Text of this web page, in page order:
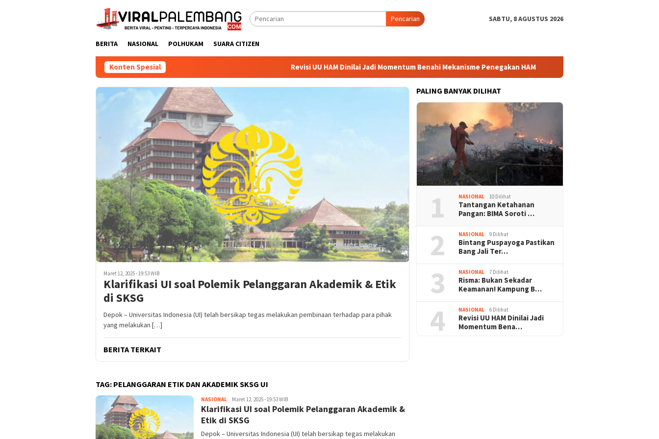
Pencarian SABTU, 8 AGUSTUS 2026
BERITA NASIONAL POLHUKAM SUARA CITIZEN
Konten Spesial Revisi UU HAM Dinilai Jadi Momentum Benahi Mekanisme Penegakan HAM
Maret 12, 2025 - 19:53 WIB
Klarifikasi UI soal Polemik Pelanggaran Akademik & Etik
di SKSG
Depok – Universitas Indonesia (UI) telah bersikap tegas melakukan pembinaan terhadap para pihak
yang melakukan […]
BERITA TERKAIT
TAG: PELANGGARAN ETIK DAN AKADEMIK SKSG UI
NASIONAL Redaktur
Maret 12, 2025 - 19:53 WIB
Klarifikasi UI soal Polemik Pelanggaran Akademik &
Etik di SKSG
Depok – Universitas Indonesia (UI) telah bersikap tegas melakukan
PALING BANYAK DILIHAT
1 NASIONAL 10 Dilihat
Tantangan Ketahanan
Pangan: BIMA Soroti …
2 NASIONAL 9 Dilihat
Bintang Puspayoga Pastikan
Bang Jali Ter…
3 NASIONAL 7 Dilihat
Risma: Bukan Sekadar
Keamanan! Kampung B…
4 NASIONAL 6 Dilihat
Revisi UU HAM Dinilai Jadi
Momentum Bena…